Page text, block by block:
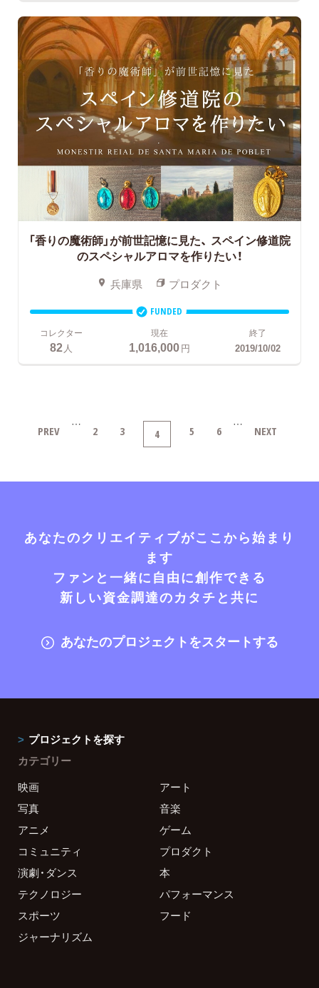
「香りの魔術師」が前世記憶に見た、 スペイン修道院
のスペシャルアロマを作りたい！
兵庫県 プロダクト
FUNDED
コレクター
82 人
現在
1,016,000円
終了
2019/10/02
PREV … 2 3 4 5 6 … NEXT
あなたのクリエイティブがここから始まり
ます
ファンと一緒に自由に創作できる
新しい資金調達のカタチと共に
あなたのプロジェクトをスタートする
プロジェクトを探す
カテゴリー
映画
アート
写真
音楽
アニメ
ゲーム
コミュニティ
プロダクト
演劇・ダンス
本
テクノロジー
パフォーマンス
スポーツ
フード
ジャーナリズム